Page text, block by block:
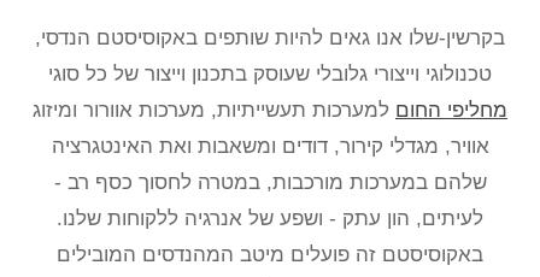
בקרשין-שלו אנו גאים להיות שותפים באקוסיסטם הנדסי,
טכנולוגי וייצורי גלובלי שעוסק בתכנון וייצור של כל סוגי
מחליפי החום למערכות תעשייתיות, מערכות אוורור ומיזוג
אוויר, מגדלי קירור, דודים ומשאבות ואת האינטגרציה
שלהם במערכות מורכבות, במטרה לחסוך כסף רב -
לעיתים, הון עתק - ושפע של אנרגיה ללקוחות שלנו.
באקוסיסטם זה פועלים מיטב המהנדסים המובילים